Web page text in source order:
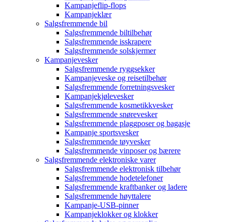
Kampanjeflip-flops
Kampanjeklær
Salgsfremmende bil
Salgsfremmende biltilbehør
Salgsfremmende isskrapere
Salgsfremmende solskjermer
Kampanjevesker
Salgsfremmende ryggsekker
Kampanjeveske og reisetilbehør
Salgsfremmende forretningsvesker
Kampanjekjølevesker
Salgsfremmende kosmetikkvesker
Salgsfremmende snørevesker
Salgsfremmende plaggposer og bagasje
Kampanje sportsvesker
Salgsfremmende tøyvesker
Salgsfremmende vinposer og bærere
Salgsfremmende elektroniske varer
Salgsfremmende elektronisk tilbehør
Salgsfremmende hodetelefoner
Salgsfremmende kraftbanker og ladere
Salgsfremmende høyttalere
Kampanje-USB-pinner
Kampanjeklokker og klokker